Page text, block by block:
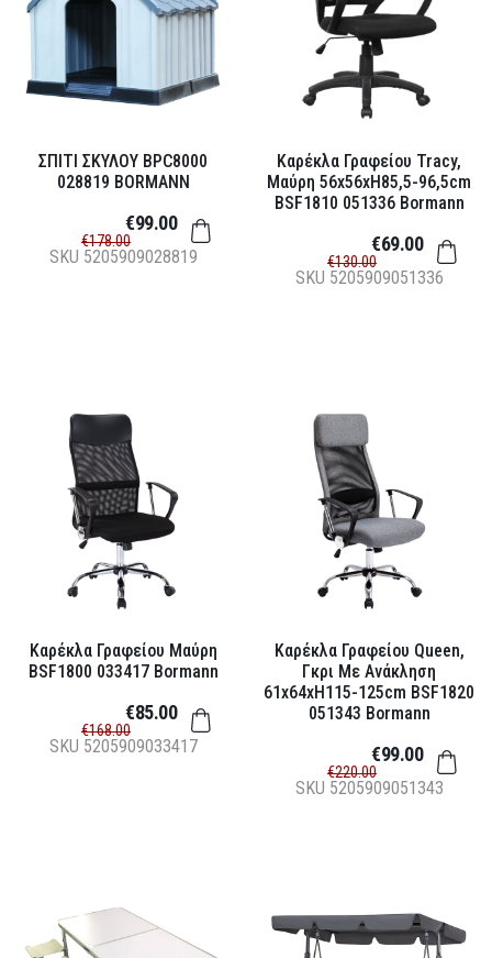
ΣΠΙΤΙ ΣΚΥΛΟΥ BPC8000
028819 BORMANN
SKU 5205909028819
€178.00
€99.00
Καρέκλα Γραφείου Tracy,
Μαύρη 56x56xH85,5-96,5cm
BSF1810 051336 Bormann
SKU 5205909051336
€130.00
€69.00
Καρέκλα Γραφείου Μαύρη
BSF1800 033417 Bormann
SKU 5205909033417
€168.00
€85.00
Καρέκλα Γραφείου Queen,
Γκρι Με Ανάκληση
61x64xH115-125cm BSF1820
051343 Bormann
SKU 5205909051343
€220.00
€99.00